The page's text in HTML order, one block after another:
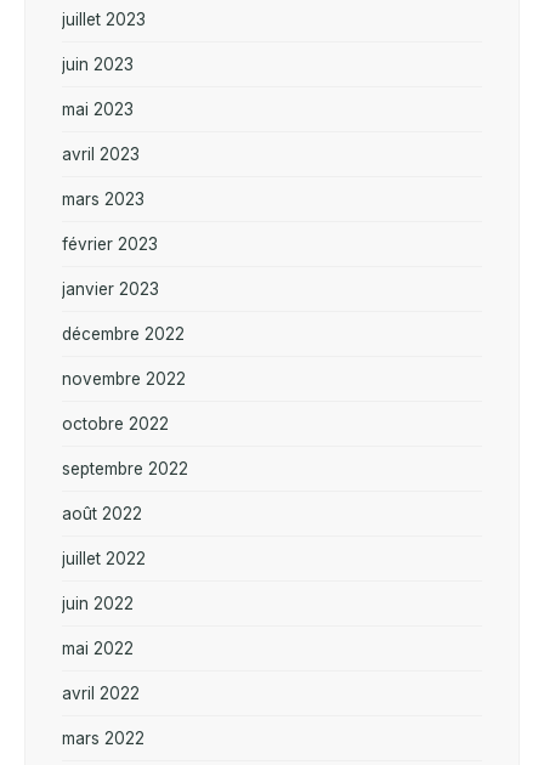
juillet 2023
juin 2023
mai 2023
avril 2023
mars 2023
février 2023
janvier 2023
décembre 2022
novembre 2022
octobre 2022
septembre 2022
août 2022
juillet 2022
juin 2022
mai 2022
avril 2022
mars 2022